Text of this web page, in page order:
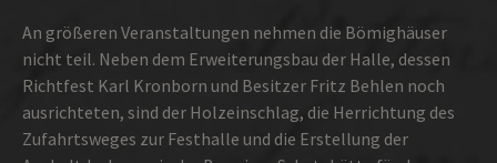
An größeren Veranstaltungen nehmen die Bömig­häuser
nicht teil. Neben dem Erweiterungsbau der Halle, dessen
Richtfest Karl Kronborn und Besitzer Fritz Behlen noch
ausrichteten, sind der Holzeinschlag, die Herrichtung des
Zufahrtsweges zur Festhalle und die Erstellung der